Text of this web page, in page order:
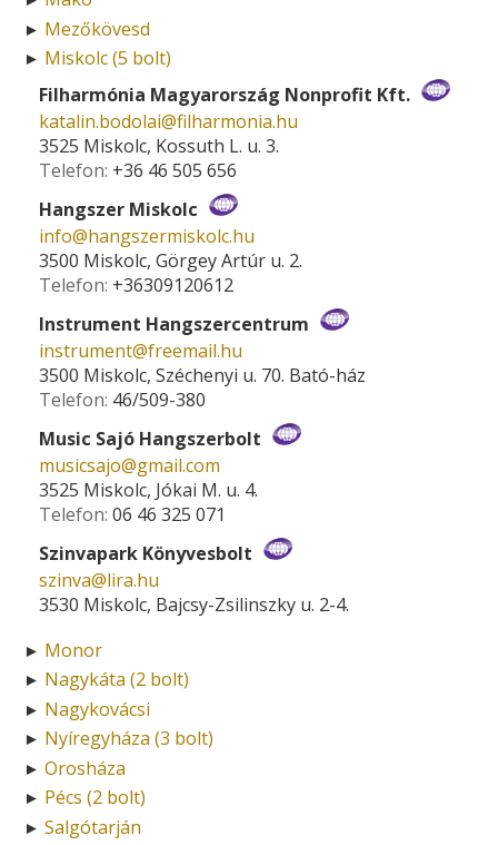
► Mezőkövesd
► Miskolc (5 bolt)
Filharmónia Magyarország Nonprofit Kft.
katalin.bodolai­@­filharmonia.hu
3525 Miskolc, Kossuth L. u. 3.
Telefon: +36 46 505 656
Hangszer Miskolc
info­@­hangszermiskolc.hu
3500 Miskolc, Görgey Artúr u. 2.
Telefon: +36309120612
Instrument Hangszercentrum
instrument­@­freemail.hu
3500 Miskolc, Széchenyi u. 70. Bató-ház
Telefon: 46/509-380
Music Sajó Hangszerbolt
musicsajo­@­gmail.com
3525 Miskolc, Jókai M. u. 4.
Telefon: 06 46 325 071
Szinvapark Könyvesbolt
szinva­@­lira.hu
3530 Miskolc, Bajcsy-Zsilinszky u. 2-4.
► Monor
► Nagykáta (2 bolt)
► Nagykovácsi
► Nyíregyháza (3 bolt)
► Orosháza
► Pécs (2 bolt)
► Salgótarján